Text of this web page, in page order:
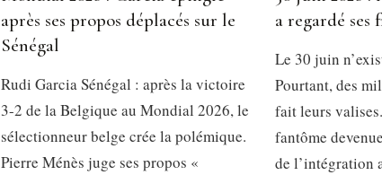
après ses propos déplacés sur le
Sénégal
Rudi Garcia Sénégal : après la victoire
3-2 de la Belgique au Mondial 2026, le
sélectionneur belge crée la polémique.
Pierre Ménès juge ses propos «
a regardé ses
Le 30 juin
Pourtant, des
fait leurs
fantôme
de l’intégration